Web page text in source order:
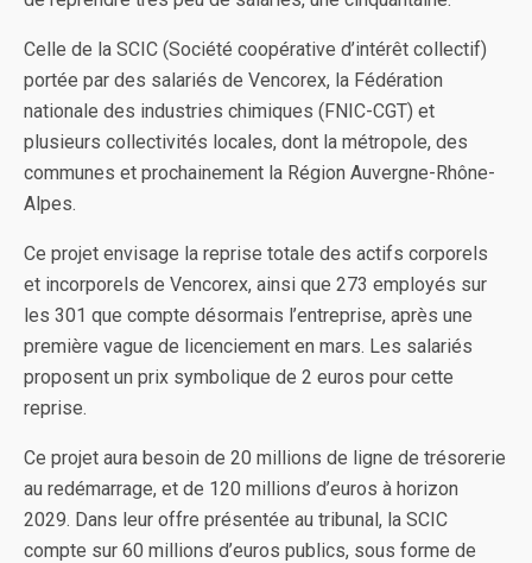
Celle de la SCIC (Société coopérative d’intérêt collectif)
portée par des salariés de Vencorex, la Fédération
nationale des industries chimiques (FNIC-CGT) et
plusieurs collectivités locales, dont la métropole, des
communes et prochainement la Région Auvergne-Rhône-
Alpes.
Ce projet envisage la reprise totale des actifs corporels
et incorporels de Vencorex, ainsi que 273 employés sur
les 301 que compte désormais l’entreprise, après une
première vague de licenciement en mars. Les salariés
proposent un prix symbolique de 2 euros pour cette
reprise.
Ce projet aura besoin de 20 millions de ligne de trésorerie
au redémarrage, et de 120 millions d’euros à horizon
2029. Dans leur offre présentée au tribunal, la SCIC
compte sur 60 millions d’euros publics, sous forme de